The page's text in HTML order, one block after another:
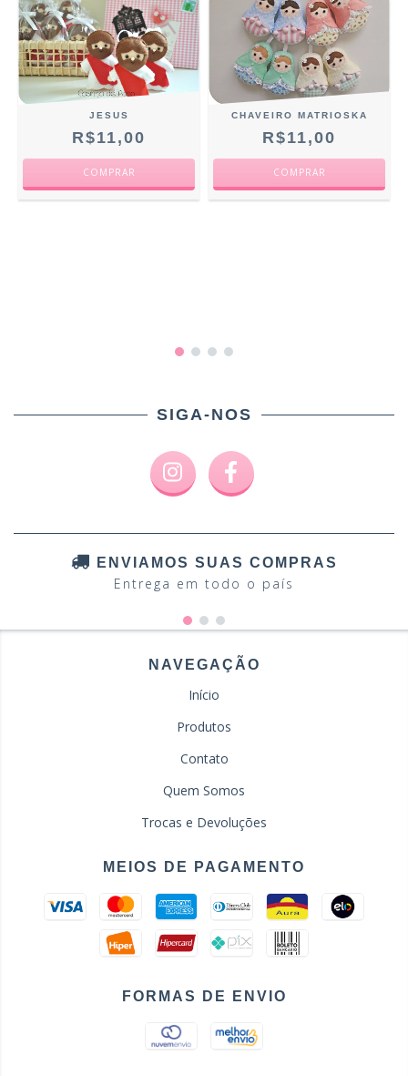
JESUS
R$11,00
CHAVEIRO MATRIOSKA
R$11,00
SIGA-NOS
ENVIAMOS SUAS COMPRAS
Entrega em todo o país
NAVEGAÇÃO
Início
Produtos
Contato
Quem Somos
Trocas e Devoluções
MEIOS DE PAGAMENTO
FORMAS DE ENVIO